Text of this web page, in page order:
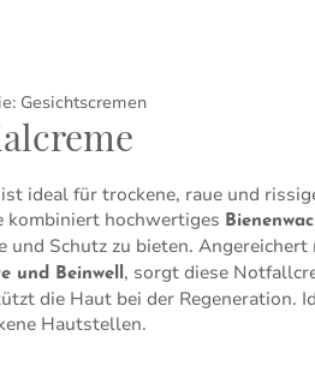
Gesichtscremen
ideal für trockene, raue und
kombiniert hochwertiges
und Schutz zu bieten.
und Beinwell, sorgt diese
die Haut bei der Regeneration.
Hautstellen.